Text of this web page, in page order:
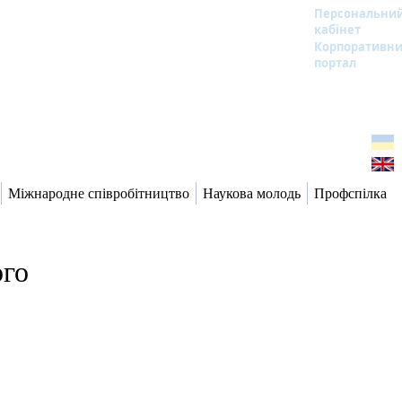
кабінет
портал
Міжнародне співробітництво Наукова молодь Профспілка